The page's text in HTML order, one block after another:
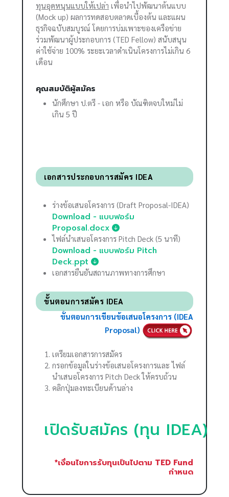
ทุนอุดหนุนแบบให้เปล่า เพื่อนำไปพัฒนาต้นแบบ
(Mock up) ผลการทดสอบตลาดเบื้องต้น และแผน
ธุรกิจฉบับสมบูรณ์ โดยการบ่มเพาะของเครือข่าย
ร่วมพัฒนาผู้ประกอบการ (TED Fellow) สนับสนุน
ค่าใช้จ่าย 100% ระยะเวลาดำเนินโครงการไม่เกิน 6
เดือน
คุณสมบัติผู้สมัคร
นักศึกษา ป.ตรี - เอก หรือ บัณฑิตจบใหม่ไม่
เกิน 5 ปี
เอกสารประกอบการสมัคร IDEA
ร่างข้อเสนอโครงการ (Draft Proposal-IDEA)
Download - แบบฟอร์ม
Proposal.docx
ไฟล์นำเสนอโครงการ Pitch Deck (5 นาที)
Download - แบบฟอร์ม Pitch
Deck.ppt
เอกสารยืนยันสถานภาพทางการศึกษา
ขั้นตอนการสมัคร IDEA
ขั้นตอนการเขียนข้อเสนอโครงการ (IDEA
Proposal)
เตรียมเอกสารการสมัคร
กรอกข้อมูลในร่างข้อเสนอโครงการและ ไฟล์
นำเสนอโครงการ Pitch Deck ให้ครบถ้วน
คลิกปุ่มลงทะเบียนด้านล่าง
เปิดรับสมัคร (ทุน IDEA)
*เงื่อนไขการรับทุนเป็นไปตาม TED Fund
กำหนด